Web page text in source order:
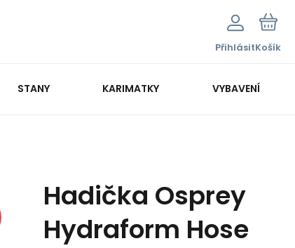
PřihlásitKošík
STANY KARIMATKY VYBAVENÍ
Hadička Osprey
Hydraform Hose